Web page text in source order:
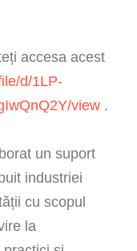
accesa acest
d/1LP-
view .
un suport
industriei
cu scopul
la